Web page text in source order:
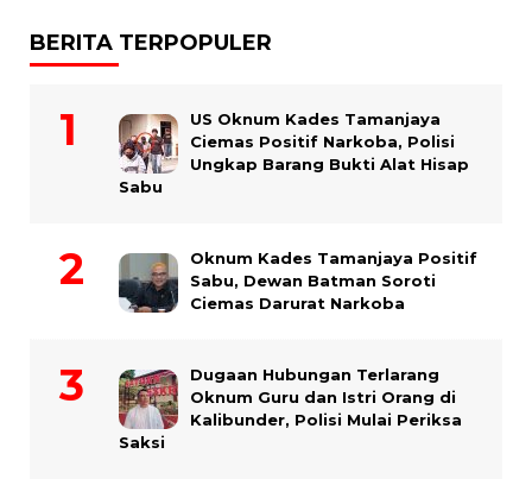
BERITA TERPOPULER
US Oknum Kades Tamanjaya
Ciemas Positif Narkoba, Polisi
Ungkap Barang Bukti Alat Hisap
Sabu
Oknum Kades Tamanjaya Positif
Sabu, Dewan Batman Soroti
Ciemas Darurat Narkoba
Dugaan Hubungan Terlarang
Oknum Guru dan Istri Orang di
Kalibunder, Polisi Mulai Periksa
Saksi